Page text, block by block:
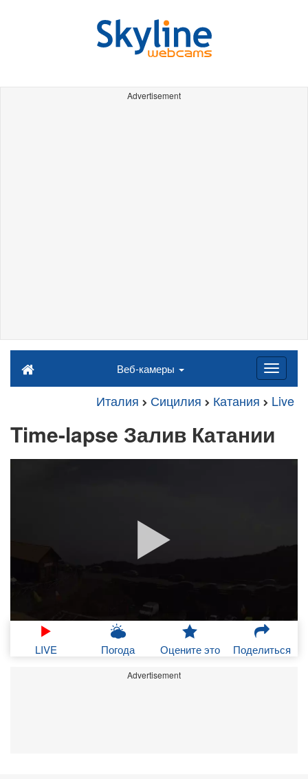
Advertisement
Веб-камеры
Италия Сицилия Катания Live
Time-lapse Залив Катании
LIVE Погода Оцените это Поделиться
Advertisement